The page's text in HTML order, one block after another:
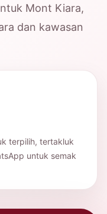
Mont Kiara,
dan kawasan
terpilih, tertakluk
untuk semak